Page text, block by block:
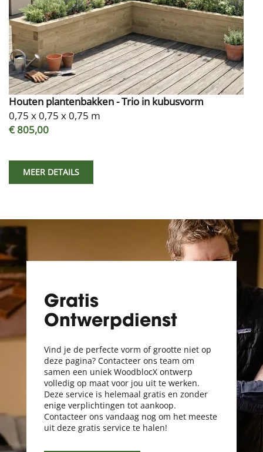
Houten plantenbakken - Trio in kubusvorm
0,75 x 0,75 x 0,75 m
€ 805,00
MEER DETAILS
Gratis
Ontwerpdienst
Vind je de perfecte vorm of grootte niet op
deze pagina? Contacteer ons team om
samen een uniek WoodblocX ontwerp
volledig op maat voor jou uit te werken.
Deze service is helemaal gratis en zonder
enige verplichtingen tot aankoop.
Contacteer ons vandaag nog om het meeste
uit deze gratis service te halen!